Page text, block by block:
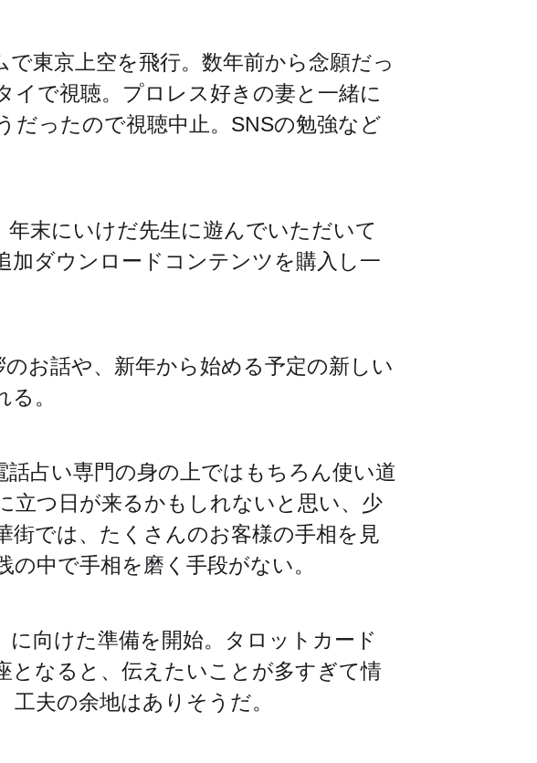
東京上空を飛行。数年前から念願だっ
イで視聴。プロレス好きの妻と一緒に
だったので視聴中止。SNSの勉強など
末にいけだ先生に遊んでいただいて
加ダウンロードコンテンツを購入し一
お話や、新年から始める予定の新しい
。
占い専門の身の上ではもちろん使い道
立つ日が来るかもしれないと思い、少
街では、たくさんのお客様の手相を見
中で手相を磨く手段がない。
向けた準備を開始。タロットカード
となると、伝えたいことが多すぎて情
夫の余地はありそうだ。